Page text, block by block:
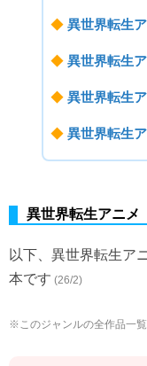
◆ 異世界転生
◆ 異世界転生
◆ 異世界転生
◆ 異世界転生
異世界転生アニメ
以下、異世界転生ア
本です (26/2)
※このジャンルの全作品一